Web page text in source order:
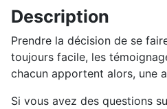
Description
Prendre la décision de se
toujours facile, les
chacun apportent alors, une
Si vous avez des questions